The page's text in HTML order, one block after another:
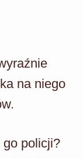
na niego
go policji?